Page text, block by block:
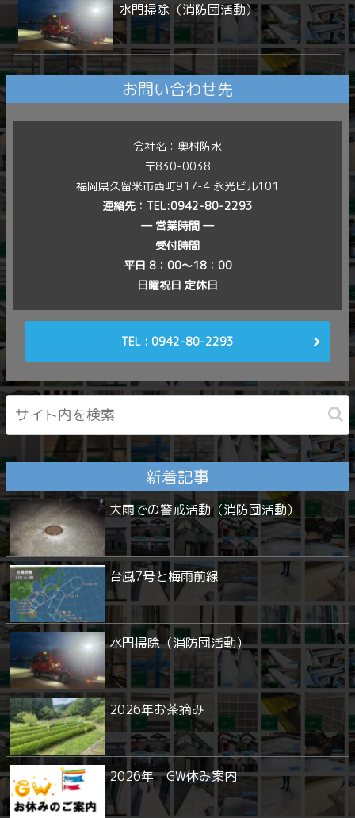
水門掃除（消防団活動）
お問い合わせ先
会社名：奥村防水
〒830-0038
福岡県久留米市西町917-4 永光ビル101
連絡先： TEL:0942-80-2293
― 営業時間 ―
受付時間
平日 8：00〜18：00
日曜祝日 定休日
TEL : 0942-80-2293
新着記事
大雨での警戒活動（消防団活動）
台風7号と梅雨前線
水門掃除（消防団活動）
2026年お茶摘み
2026年 GW休み案内